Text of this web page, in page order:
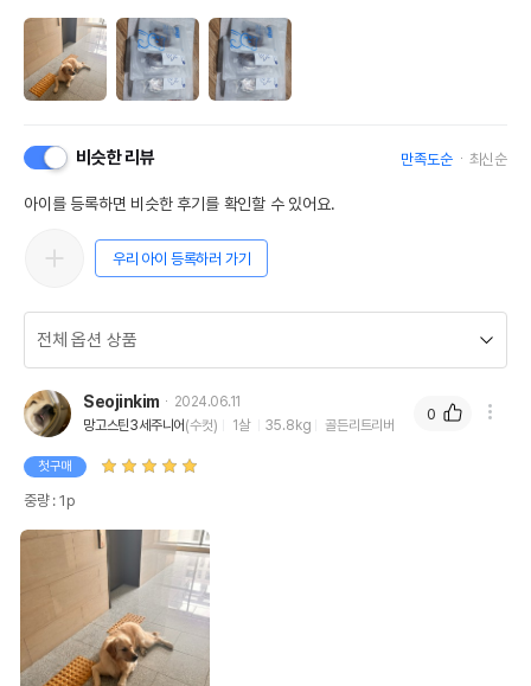
비슷한 리뷰 만족도순 최신순
아이를 등록하면 비슷한 후기를 확인할 수 있어요.
우리 아이 등록하러 가기
Seojinkim
2024.06.11
망고스틴3세주니어 (수컷) 1살 35.8kg 골든리트리버
첫구매
중량 : 1p
0